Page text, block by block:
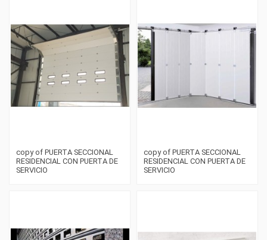
copy of PUERTA SECCIONAL
RESIDENCIAL CON PUERTA DE
SERVICIO
copy of PUERTA SECCIONAL
RESIDENCIAL CON PUERTA DE
SERVICIO